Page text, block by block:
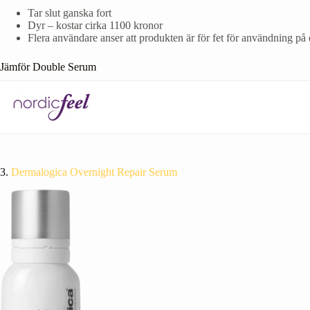
Tar slut ganska fort
Dyr – kostar cirka 1100 kronor
Flera användare anser att produkten är för fet för användning på
Jämför Double Serum
3. Dermalogica Overnight Repair Serum